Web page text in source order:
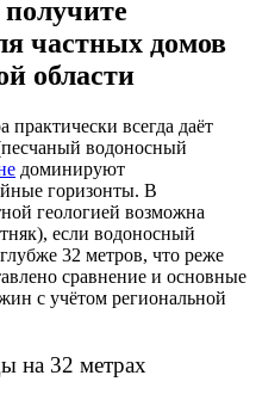
частных домов
области
всегда даёт
водоносный
доминируют
горизонты. В
геологией возможна
если водоносный
32 метров, что реже
сравнение и основные
с учётом региональной
на 32 метрах